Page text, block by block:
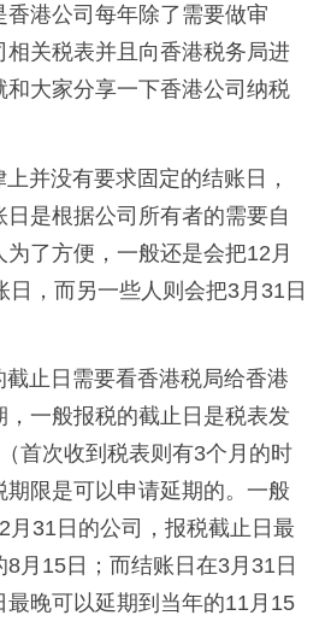
港公司每年除了需要做审
关税表并且向香港税务局进
大家分享一下香港公司纳税
并没有要求固定的结账日，
是根据公司所有者的需要自
了方便，一般还是会把12月
日，而另一些人则会把3月31日
止日需要看香港税局给香港
一般报税的截止日是税表发
首次收到税表则有3个月的时
期限是可以申请延期的。一般
月31日的公司，报税截止日最
月15日；而结账日在3月31日
最晚可以延期到当年的11月15